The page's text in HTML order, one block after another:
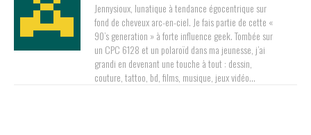
Jennysioux, lunatique à tendance égocentrique sur
fond de cheveux arc-en-ciel. Je fais partie de cette «
90’s generation » à forte influence geek. Tombée sur
un CPC 6128 et un polaroïd dans ma jeunesse, j’ai
grandi en devenant une touche à tout : dessin,
couture, tattoo, bd, films, musique, jeux vidéo…